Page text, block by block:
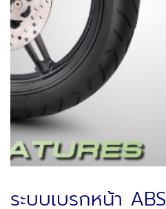
ระบบเบรกหน้า ABS